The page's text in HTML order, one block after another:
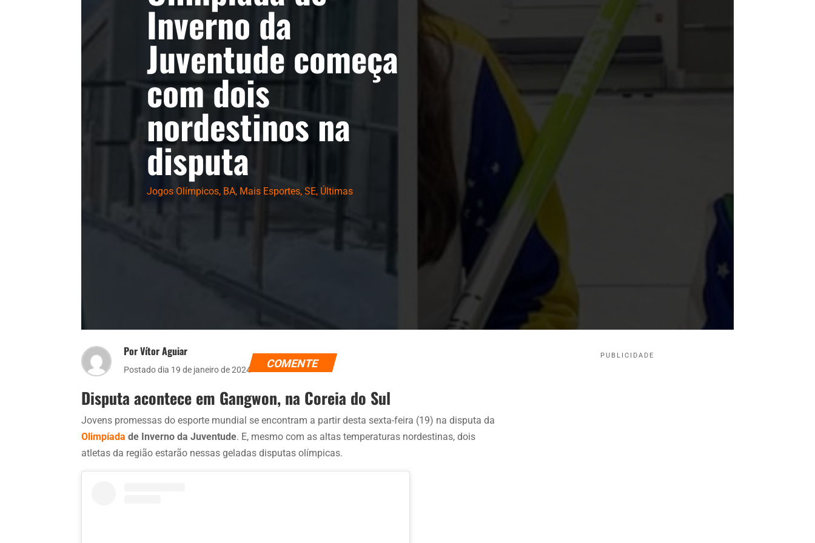
Inverno da
Juventude começa
com dois
nordestinos na
disputa
Jogos Olímpicos, BA, Mais Esportes, SE, Últimas
Por Vítor Aguiar
Postado dia 19 de janeiro de 2024 COMENTE
Disputa acontece em Gangwon, na Coreia do Sul
Jovens promessas do esporte mundial se encontram a partir desta sexta-feira (19) na disputa da
Olimpíada de Inverno da Juventude. E, mesmo com as altas temperaturas nordestinas, dois
atletas da região estarão nessas geladas disputas olímpicas.
PUBLICIDADE